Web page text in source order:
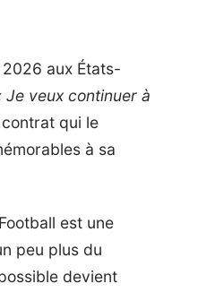
aux États-
Je veux continuer à
qui le
à sa
est une
peu plus du
devient